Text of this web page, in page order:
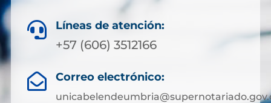
 Líneas de atención:
+57 (606) 3512166
 Correo electrónico: